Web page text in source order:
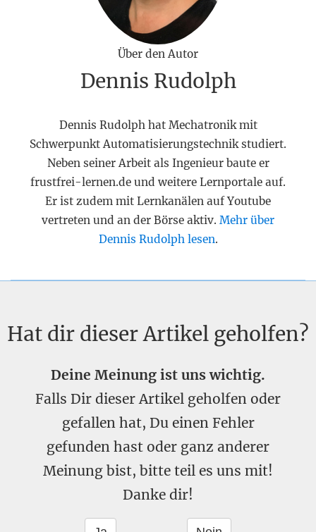
Über den Autor
Dennis Rudolph
Dennis Rudolph hat Mechatronik mit
Schwerpunkt Automatisierungstechnik studiert.
Neben seiner Arbeit als Ingenieur baute er
frustfrei-lernen.de und weitere Lernportale auf.
Er ist zudem mit Lernkanälen auf Youtube
vertreten und an der Börse aktiv. Mehr über
Dennis Rudolph lesen.
Hat dir dieser Artikel geholfen?
Deine Meinung ist uns wichtig.
Falls Dir dieser Artikel geholfen oder
gefallen hat, Du einen Fehler
gefunden hast oder ganz anderer
Meinung bist, bitte teil es uns mit!
Danke dir!